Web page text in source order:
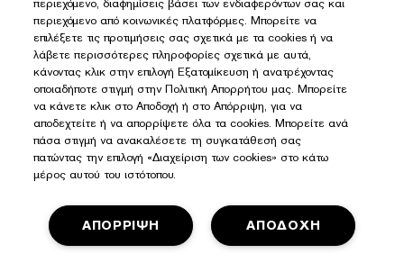
περιεχόμενο, διαφημίσεις βάσει των ενδιαφερόντων σας και
περιεχόμενο από κοινωνικές πλατφόρμες. Μπορείτε να
επιλέξετε τις προτιμήσεις σας σχετικά με τα cookies ή να
λάβετε περισσότερες πληροφορίες σχετικά με αυτά,
κάνοντας κλικ στην επιλογή Εξατομίκευση ή ανατρέχοντας
οποιαδήποτε στιγμή στην Πολιτική Απορρήτου μας. Μπορείτε
να κάνετε κλικ στο Αποδοχή ή στο Απόρριψη, για να
αποδεχτείτε ή να απορρίψετε όλα τα cookies. Μπορείτε ανά
πάσα στιγμή να ανακαλέσετε τη συγκατάθεσή σας
πατώντας την επιλογή «Διαχείριση των cookies» στο κάτω
μέρος αυτού του ιστότοπου.
ΑΠΟΔΟΧΗ
ΑΠΟΡΡΙΨΗ